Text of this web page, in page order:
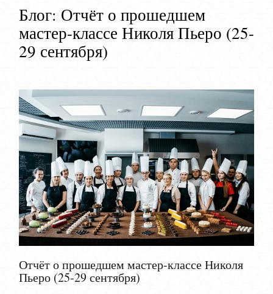
Блог: Отчёт о прошедшем
мастер-классе Николя Пьеро (25-
29 сентября)
Отчёт о прошедшем мастер-классе Николя
Пьеро (25-29 сентября)